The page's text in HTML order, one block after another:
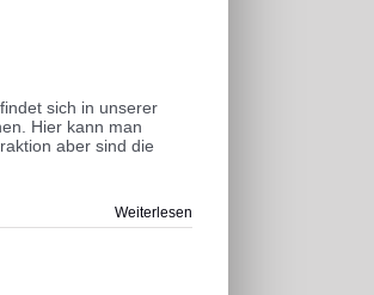
sich in unserer
Hier kann man
aber sind die
Weiterlesen